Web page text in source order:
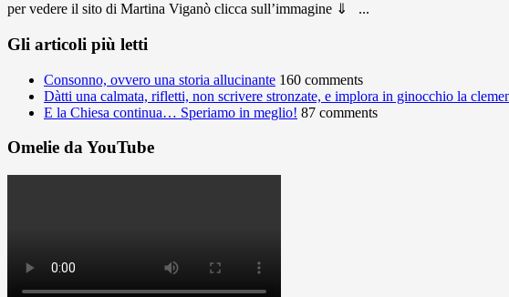
per vedere il sito di Martina Viganò clicca sull’immagine ⇓ ...
Gli articoli più letti
Consonno, ovvero una storia allucinante 160 comments
Dàtti una calmata, rifletti, non scrivere stronzate, e implora in ginocchio la
E la Chiesa continua… Speriamo in meglio! 87 comments
Omelie da YouTube